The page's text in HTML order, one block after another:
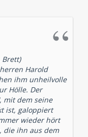
Brett)
Harold
ihm unheilvolle
Hölle. Der
mit dem seine
ist, galoppiert
wieder hört
die ihn aus dem